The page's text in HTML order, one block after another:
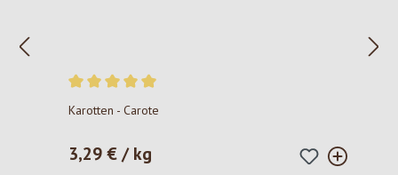
Valutazione media di 5 su 5 stelle
Karotten - Carote
Prezzo normale:
3,29 € / kg